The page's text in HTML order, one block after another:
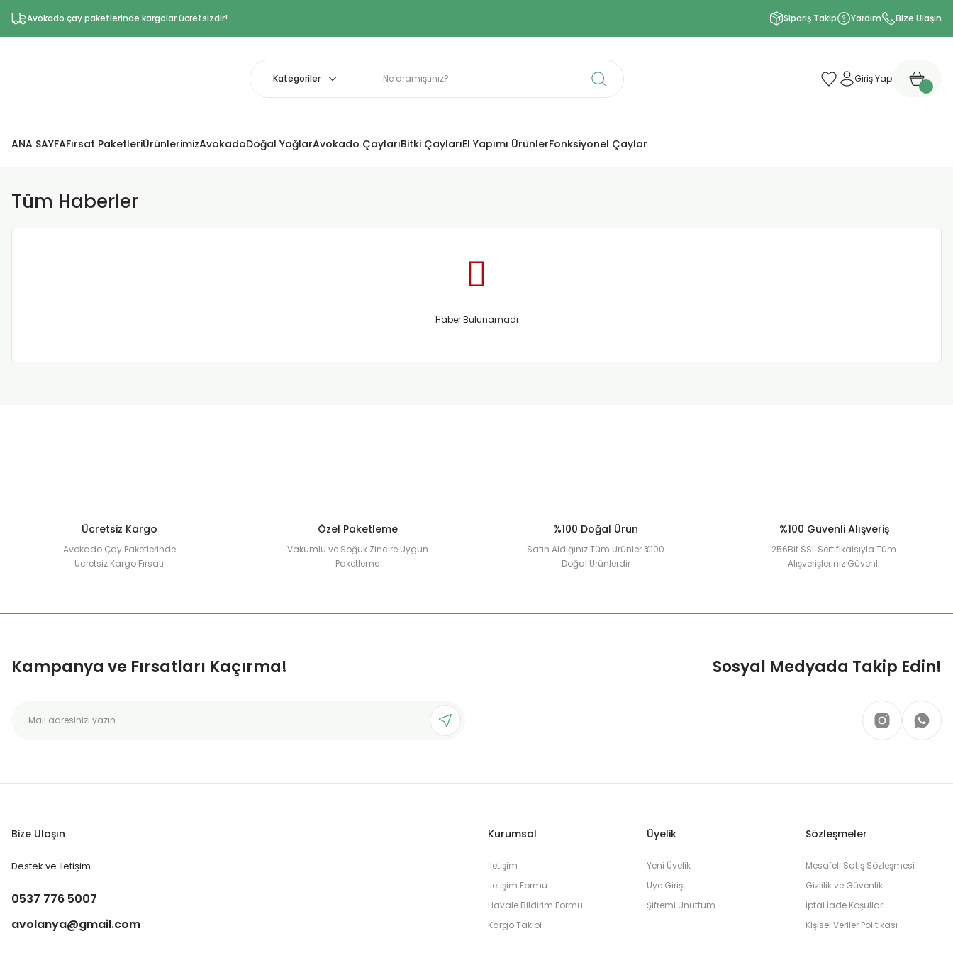
Avokado çay paketlerinde kargolar ücretsizdir! Sipariş Takip Yardım Bize Ulaşın
Giriş Yap
ANA SAYFAFırsat PaketleriÜrünlerimizAvokadoDoğal YağlarAvokado ÇaylarıBitki ÇaylarıEl Yapımı ÜrünlerFonksiyonel Çaylar
Tüm Haberler
Haber Bulunamadı
Ücretsiz Kargo
Avokado Çay Paketlerinde
Ücretsiz Kargo Fırsatı
Özel Paketleme
Vakumlu ve Soğuk Zincire Uygun
Paketleme
%100 Doğal Ürün
Satın Aldığınız Tüm Ürünler %100
Doğal Ürünlerdir
%100 Güvenli Alışveriş
256Bit SSL Sertifikalsıyla Tüm
Alışverişleriniz Güvenli
Kampanya ve Fırsatları Kaçırma! Sosyal Medyada Takip Edin!
Bize Ulaşın
Destek ve İletişim
0537 776 5007
avolanya@gmail.com
Kurumsal
İletişim
İletişim Formu
Havale Bildirim Formu
Kargo Takibi
Üyelik
Yeni Üyelik
Üye Girişi
Şifremi Unuttum
Sözleşmeler
Mesafeli Satış Sözleşmesi
Gizlilik ve Güvenlik
İptal İade Koşullari
Kişisel Veriler Politikası